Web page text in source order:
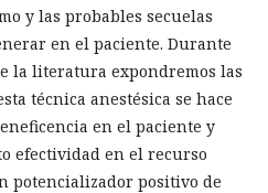
y las probables secuelas
en el paciente. Durante
la literatura expondremos las
técnica anestésica se hace
en el paciente y
efectividad en el recurso
potencializador positivo de